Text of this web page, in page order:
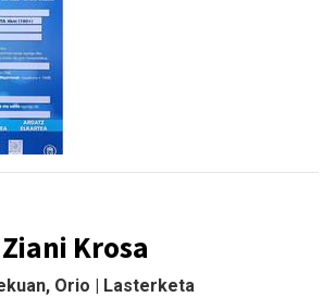
Krosa
Orio | Lasterketa